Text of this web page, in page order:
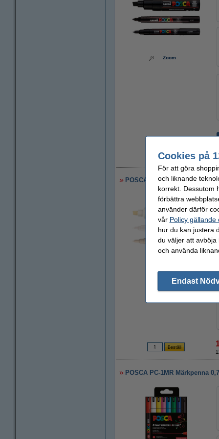
Zoom
POSCA PC-1MC/5M/8K
POSCA PC-1MR Märkpenna
Cookies på
För att göra
och liknande
korrekt. Dessutom
förbättra
använder därför
vår Policy gällande
hur du kan justera
du väljer att avböja
och använda
Endast